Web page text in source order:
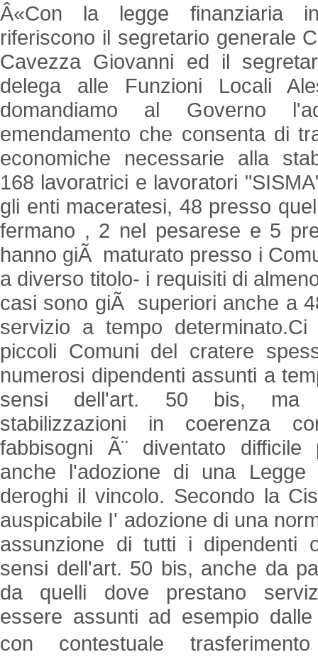
Â«Con la legge finanziaria
riferiscono il segretario generale
Cavezza Giovanni ed il
delega alle Funzioni Locali
domandiamo al Governo
emendamento che consenta di
economiche necessarie alla
168 lavoratrici e lavoratori
gli enti maceratesi, 48 presso
fermano , 2 nel pesarese e 5
hanno giÃ maturato presso i
a diverso titolo- i requisiti di
casi sono giÃ superiori anche a
servizio a tempo
piccoli Comuni del cratere
numerosi dipendenti assunti a
sensi dell'art. 50 bis, ma
stabilizzazioni in coerenza
fabbisogni Ã¨ diventato difficile
anche l'adozione di una
deroghi il vincolo. Secondo la
auspicabile I' adozione di una
assunzione di tutti i dipendenti
sensi dell'art. 50 bis, anche da
da quelli dove prestano
essere assunti ad esempio
con contestuale